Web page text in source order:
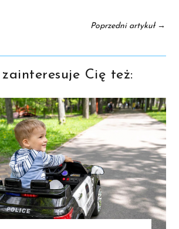
Poprzedni artykuł→
Cię też: